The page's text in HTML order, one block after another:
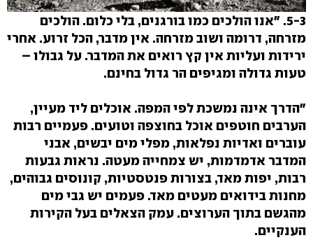
5-3. "אנו הולכים כמו בורגנים, בלי כלום. הולכים
מזרחה, דרומה ושוב מזרחה. אין מדבר, הכל זרוע. אחרי
ירידות ועליות אין קץ רואים את המדבר. על גבולו –
טעות גדולה ומגיפים הר גדול בחינם.
"הדרך אינה נמשכת לפי המפה. אוכלים ליד מעיין,
הערבים חוטפים אוכל בחוצפה וטועים. פעמיים רבות
עוברים ואדיות נפלאות, מפלי מים יבשים, אבני
המדבר אדמדמות, יש צמחייה מעטה. נראות גבעות
רבות, יפות מאד, בצורות פנטסטיות, קונוסים גבוהים,
מחנות בידואים מעטים מאד. פעמים יש גבי מים
מהגשם בתוך הערוצים. עמק הצאלים בעל הקירות
הענקיים.